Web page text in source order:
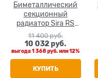
Биметаллический
секционный
радиатор Sira RS
500, 12 секций
11 400 руб.
10 032 руб.
выгода1 368 руб.или12%
КУПИТЬ